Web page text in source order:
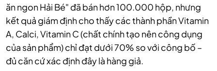
ăn ngon Hải Bé" đã bán hơn 100.000 hộp, nhưng
kết quả giám định cho thấy các thành phần Vitamin
A, Calci, Vitamin C (chất chính tạo nên công dụng
của sản phẩm) chỉ đạt dưới 70% so với công bố –
đủ căn cứ xác định đây là hàng giả.